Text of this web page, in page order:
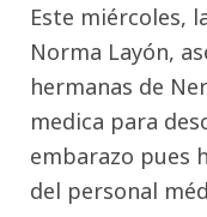
Este miércoles,
Norma Layón,
hermanas de
medica para
embarazo pues
del personal